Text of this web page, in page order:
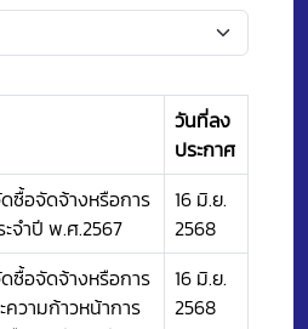
วันที่ลง
ประกาศ
ซื้อจัดจ้างหรือการ
จำปี พ.ศ.2567
16 มิ.ย.
2568
ซื้อจัดจ้างหรือการ
วามก้าวหน้าการ
16 มิ.ย.
2568